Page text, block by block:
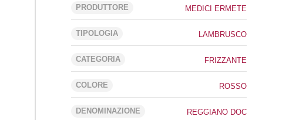
PRODUTTORE MEDICI ERMETE
TIPOLOGIA LAMBRUSCO
CATEGORIA FRIZZANTE
COLORE ROSSO
DENOMINAZIONE REGGIANO DOC